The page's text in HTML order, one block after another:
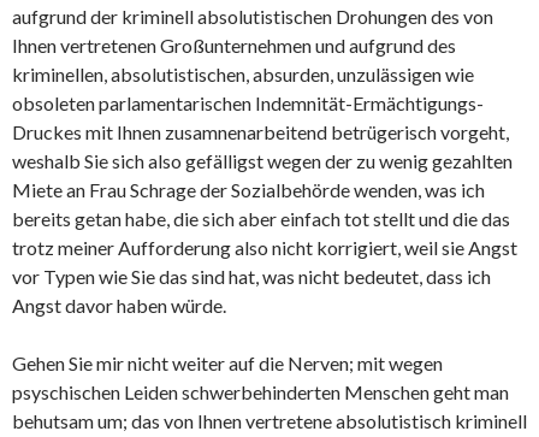
aufgrund der kriminell absolutistischen Drohungen des von
Ihnen vertretenen Großunternehmen und aufgrund des
kriminellen, absolutistischen, absurden, unzulässigen wie
obsoleten parlamentarischen Indemnität-Ermächtigungs-
Druckes mit Ihnen zusamnenarbeitend betrügerisch vorgeht,
weshalb Sie sich also gefälligst wegen der zu wenig gezahlten
Miete an Frau Schrage der Sozialbehörde wenden, was ich
bereits getan habe, die sich aber einfach tot stellt und die das
trotz meiner Aufforderung also nicht korrigiert, weil sie Angst
vor Typen wie Sie das sind hat, was nicht bedeutet, dass ich
Angst davor haben würde.
Gehen Sie mir nicht weiter auf die Nerven; mit wegen
psyschischen Leiden schwerbehinderten Menschen geht man
behutsam um; das von Ihnen vertretene absolutistisch kriminell